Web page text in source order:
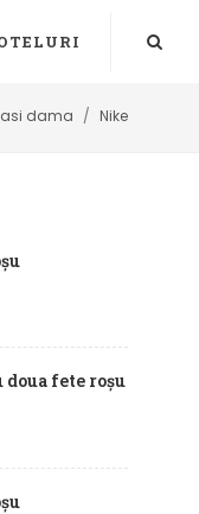
dama Nike
fete roșu